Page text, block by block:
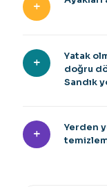
Yatak
doğru
Sandık
Yerden